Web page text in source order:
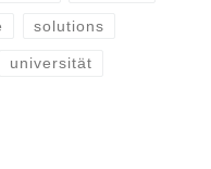
solutions
universität